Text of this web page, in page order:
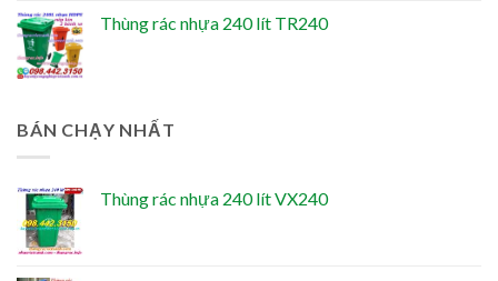
Thùng rác nhựa 240 lít TR240
BÁN CHẠY NHẤT
Thùng rác nhựa 240 lít VX240